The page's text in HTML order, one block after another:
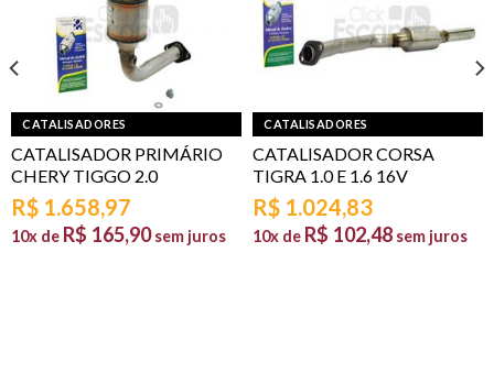
CATALISADORES
CATALISADOR PRIMÁRIO
CHERY TIGGO 2.0
R$ 1.658,97
10x de R$ 165,90 sem juros
CATALISADORES
CATALISADOR CORSA
TIGRA 1.0 E 1.6 16V
R$ 1.024,83
10x de R$ 102,48 sem juros